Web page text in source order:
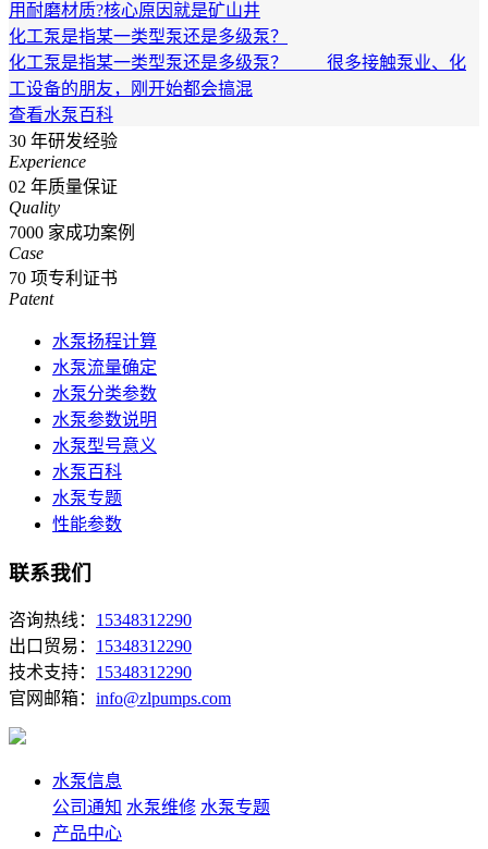
用耐磨材质?核心原因就是矿山井
化工泵是指某一类型泵还是多级泵？
化工泵是指某一类型泵还是多级泵？ 很多接触泵业、化
工设备的朋友，刚开始都会搞混
查看水泵百科
30 年研发经验
Experience
02 年质量保证
Quality
7000 家成功案例
Case
70 项专利证书
Patent
水泵扬程计算
水泵流量确定
水泵分类参数
水泵参数说明
水泵型号意义
水泵百科
水泵专题
性能参数
联系我们
咨询热线： 15348312290
出口贸易： 15348312290
技术支持： 15348312290
官网邮箱： info@zlpumps.com
水泵信息
公司通知 水泵维修 水泵专题
产品中心